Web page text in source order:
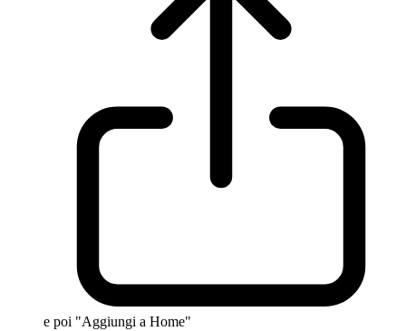
e poi "Aggiungi a Home"